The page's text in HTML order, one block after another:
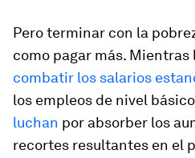
Pero terminar con la
como pagar más. Mientras
combatir los salarios
los empleos de nivel
luchan por absorber los
recortes resultantes en el